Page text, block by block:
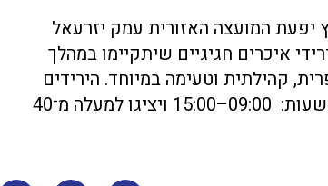
מוזיאון העמק בקיבוץ יפעת המועצה האזורית עמק יזרעאל
איכרים חגיגיים שיתקיימו במהלך
קהילתית וטעימה במיוחד. הירידים
יתקיימו בימי שישי בתאריכים 16.01, 30.01, 13.02, 27.02 :בין השעות: 09:00–15:00 ויציגו למעלה מ־40